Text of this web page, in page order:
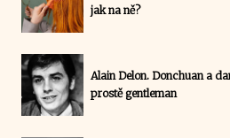
jak na ně?
Alain Delon. Donchuan a
prostě gentleman